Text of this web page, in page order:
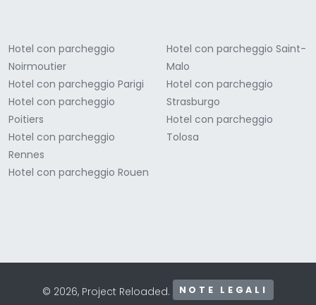
Hotel con parcheggio
Noirmoutier
Hotel con parcheggio Parigi
Hotel con parcheggio
Poitiers
Hotel con parcheggio
Rennes
Hotel con parcheggio Rouen
Hotel con parcheggio Saint-
Malo
Hotel con parcheggio
Strasburgo
Hotel con parcheggio
Tolosa
© 2026, Project Reloaded. NOTE LEGALI